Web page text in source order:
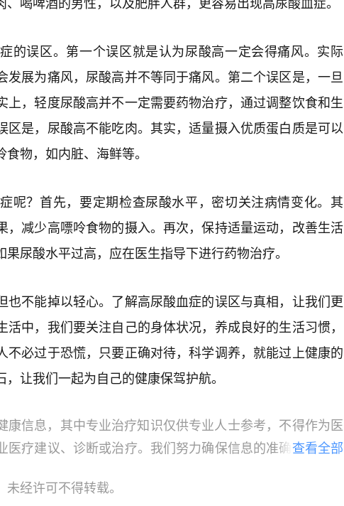
喝啤酒的男性，以及肥胖人群，更容易出现高尿酸血症。
的误区。第一个误区就是认为尿酸高一定会得痛风。实际
发展为痛风，尿酸高并不等同于痛风。第二个误区是，一旦
上，轻度尿酸高并不一定需要药物治疗，通过调整饮食和生
区是，尿酸高不能吃肉。其实，适量摄入优质蛋白质是可以
物，如内脏、海鲜等。
呢？首先，要定期检查尿酸水平，密切关注病情变化。其
，减少高嘌呤食物的摄入。再次，保持适量运动，改善生活
尿酸水平过高，应在医生指导下进行药物治疗。
也不能掉以轻心。了解高尿酸血症的误区与真相，让我们更
中，我们要关注自己的身体状况，养成良好的生活习惯，
不必过于恐慌，只要正确对待，科学调养，就能过上健康的
让我们一起为自己的健康保驾护航。
康信息，其中专业治疗知识仅供专业人士参考，不得作为医
医疗建议、诊断或治疗。我们努力确保信息的准确性，但本
。对于依据本文内容采取的任何行动，本文作者、出版方
查看全部
经许可不得转载。